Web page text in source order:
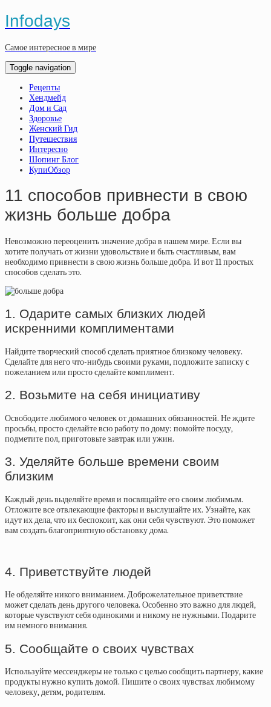
Infodays
Самое интересное в мире
Toggle navigation
Рецепты
Хендмейд
Дом и Сад
Здоровье
Женский Гид
Путешествия
Интересно
Шопинг Блог
КупиОбзор
11 способов привнести в свою
жизнь больше добра
Невозможно переоценить значение добра в нашем мире. Если вы
хотите получать от жизни удовольствие и быть счастливым, вам
необходимо привнести в свою жизнь больше добра. И вот 11 простых
способов сделать это.
1. Одарите самых близких людей
искренними комплиментами
Найдите творческий способ сделать приятное близкому человеку.
Сделайте для него что-нибудь своими руками, подложите записку с
пожеланием или просто сделайте комплимент.
2. Возьмите на себя инициативу
Освободите любимого человек от домашних обязанностей. Не ждите
просьбы, просто сделайте всю работу по дому: помойте посуду,
подметите пол, приготовьте завтрак или ужин.
3. Уделяйте больше времени своим
близким
Каждый день выделяйте время и посвящайте его своим любимым.
Отложите все отвлекающие факторы и выслушайте их. Узнайте, как
идут их дела, что их беспокоит, как они себя чувствуют. Это поможет
вам создать благоприятную обстановку дома.
4. Приветствуйте людей
Не обделяйте никого вниманием. Доброжелательное приветствие
может сделать день другого человека. Особенно это важно для людей,
которые чувствуют себя одинокими и никому не нужными. Подарите
им немного внимания.
5. Сообщайте о своих чувствах
Используйте мессенджеры не только с целью сообщить партнеру, какие
продукты нужно купить домой. Пишите о своих чувствах любимому
человеку, детям, родителям.